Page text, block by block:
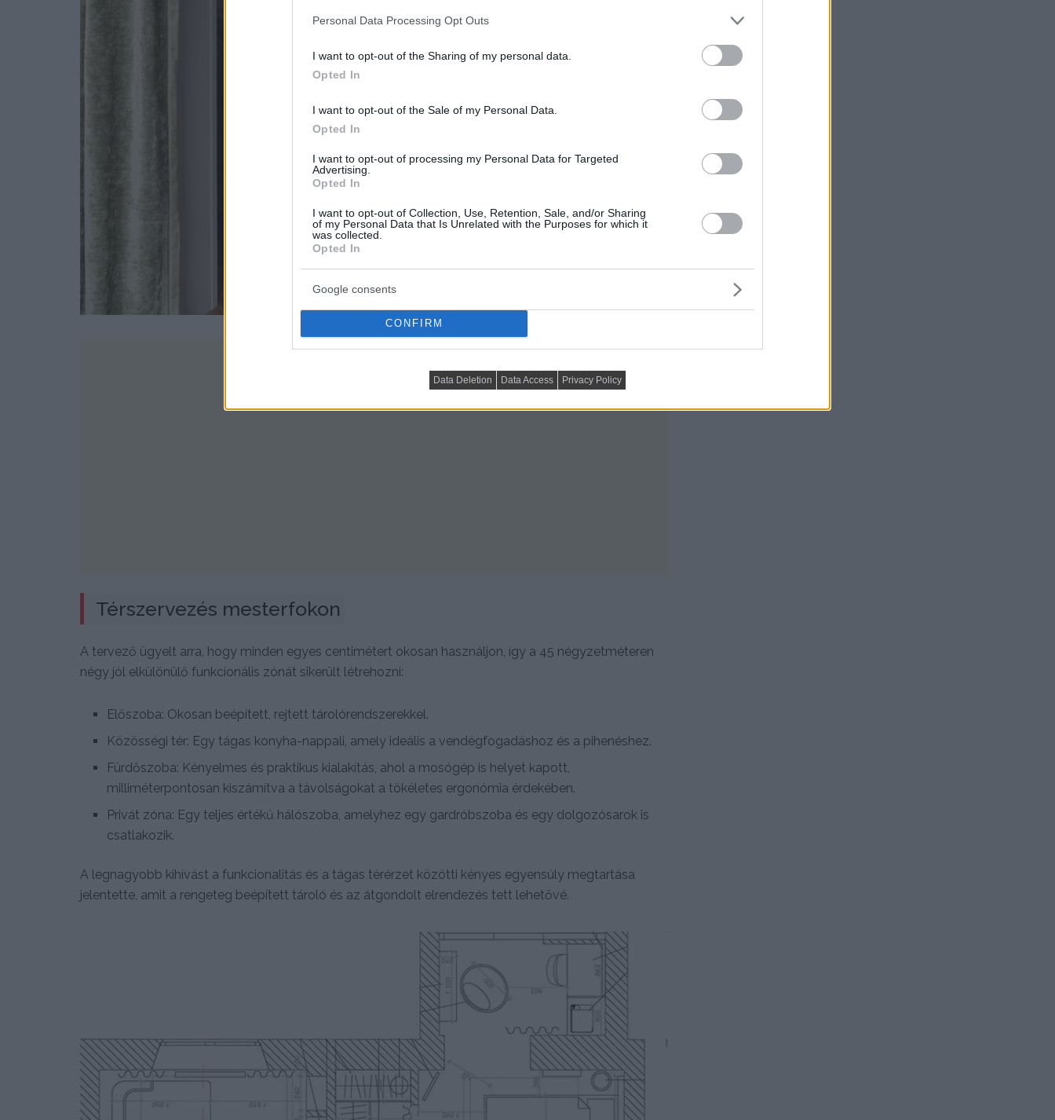
Personal Data Processing Opt Outs
I want to opt-out of the Sharing of my personal data.
Opted In
I want to opt-out of the Sale of my Personal Data.
Opted In
I want to opt-out of processing my Personal Data for Targeted
Advertising.
Opted In
I want to opt-out of Collection, Use, Retention, Sale, and/or Sharing
of my Personal Data that Is Unrelated with the Purposes for which it
was collected.
Opted In
Google consents
CONFIRM
Data Deletion Data Access Privacy Policy
Térszervezés mesterfokon
A tervező ügyelt arra, hogy minden egyes centimétert okosan használjon, így a 45 négyzetméteren
négy jól elkülönülő funkcionális zónát sikerült létrehozni:
Előszoba: Okosan beépített, rejtett tárolórendszerekkel.
Közösségi tér: Egy tágas konyha-nappali, amely ideális a vendégfogadáshoz és a pihenéshez.
Fürdőszoba: Kényelmes és praktikus kialakítás, ahol a mosógép is helyet kapott,
milliméterpontosan kiszámítva a távolságokat a tökéletes ergonómia érdekében.
Privát zóna: Egy teljes értékű hálószoba, amelyhez egy gardróbszoba és egy dolgozósarok is
csatlakozik.
A legnagyobb kihívást a funkcionalitás és a tágas térérzet közötti kényes egyensúly megtartása
jelentette, amit a rengeteg beépített tároló és az átgondolt elrendezés tett lehetővé.